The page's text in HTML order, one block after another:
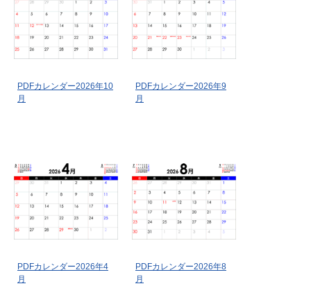
PDFカレンダー2026年10
月
PDFカレンダー2026年9
月
PDFカレンダー2026年4
月
PDFカレンダー2026年8
月